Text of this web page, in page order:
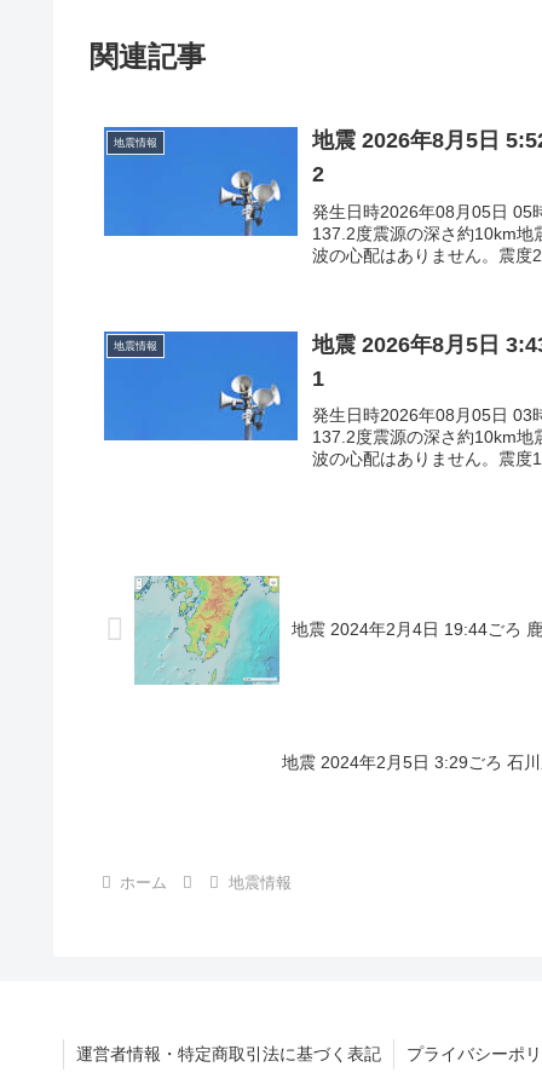
関連記事
地震情報
地震 2026年8月5日
2
発生日時2026年08月05日 05
137.2度震源の深さ約10km地
波の心配はありません。震度
地震情報
地震 2026年8月5日
1
発生日時2026年08月05日 03
137.2度震源の深さ約10km地
波の心配はありません。震度
地震 2024年2月4日 19:44ごろ
地震 2024年2月5日 3:29ごろ 石
ホーム 地震情報
運営者情報・特定商取引法に基づく表記 プライバシーポ